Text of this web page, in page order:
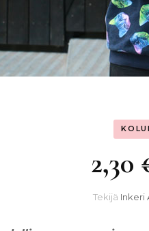
2,30
Tekijä Inkeri